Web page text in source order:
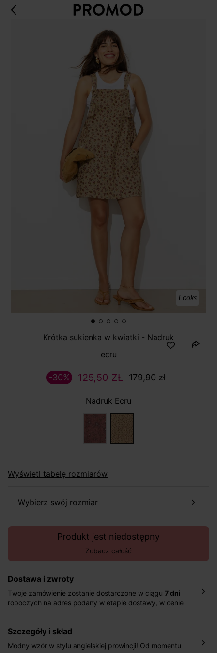
Looks
Krótka sukienka w kwiatki - Nadruk
ecru
125,50 ZŁ 179,90 zł
-30%
Nadruk Ecru
Wyświetl tabelę rozmiarów
wybierz swój rozmiar
Produkt jest niedostępny
Zobacz całość
Dostawa i zwroty
Twoje zamówienie zostanie dostarczone w ciągu 7 dni
roboczych na adres podany w etapie dostawy, w cenie
pośrednictwem DHL Express.
Nowość: Zamówienia dostarczamy w ciągu 4-6 dni
szczegóły i skład
Modny wzór w stylu angielskiej prowincji! Od momentu